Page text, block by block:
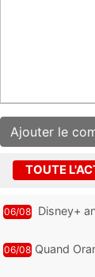
TOUTE
06/08
Disney+
06/08 Quand